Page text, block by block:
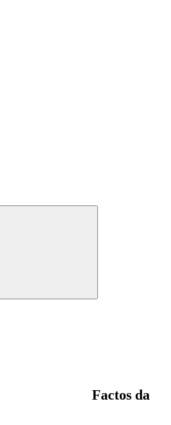
Factos da